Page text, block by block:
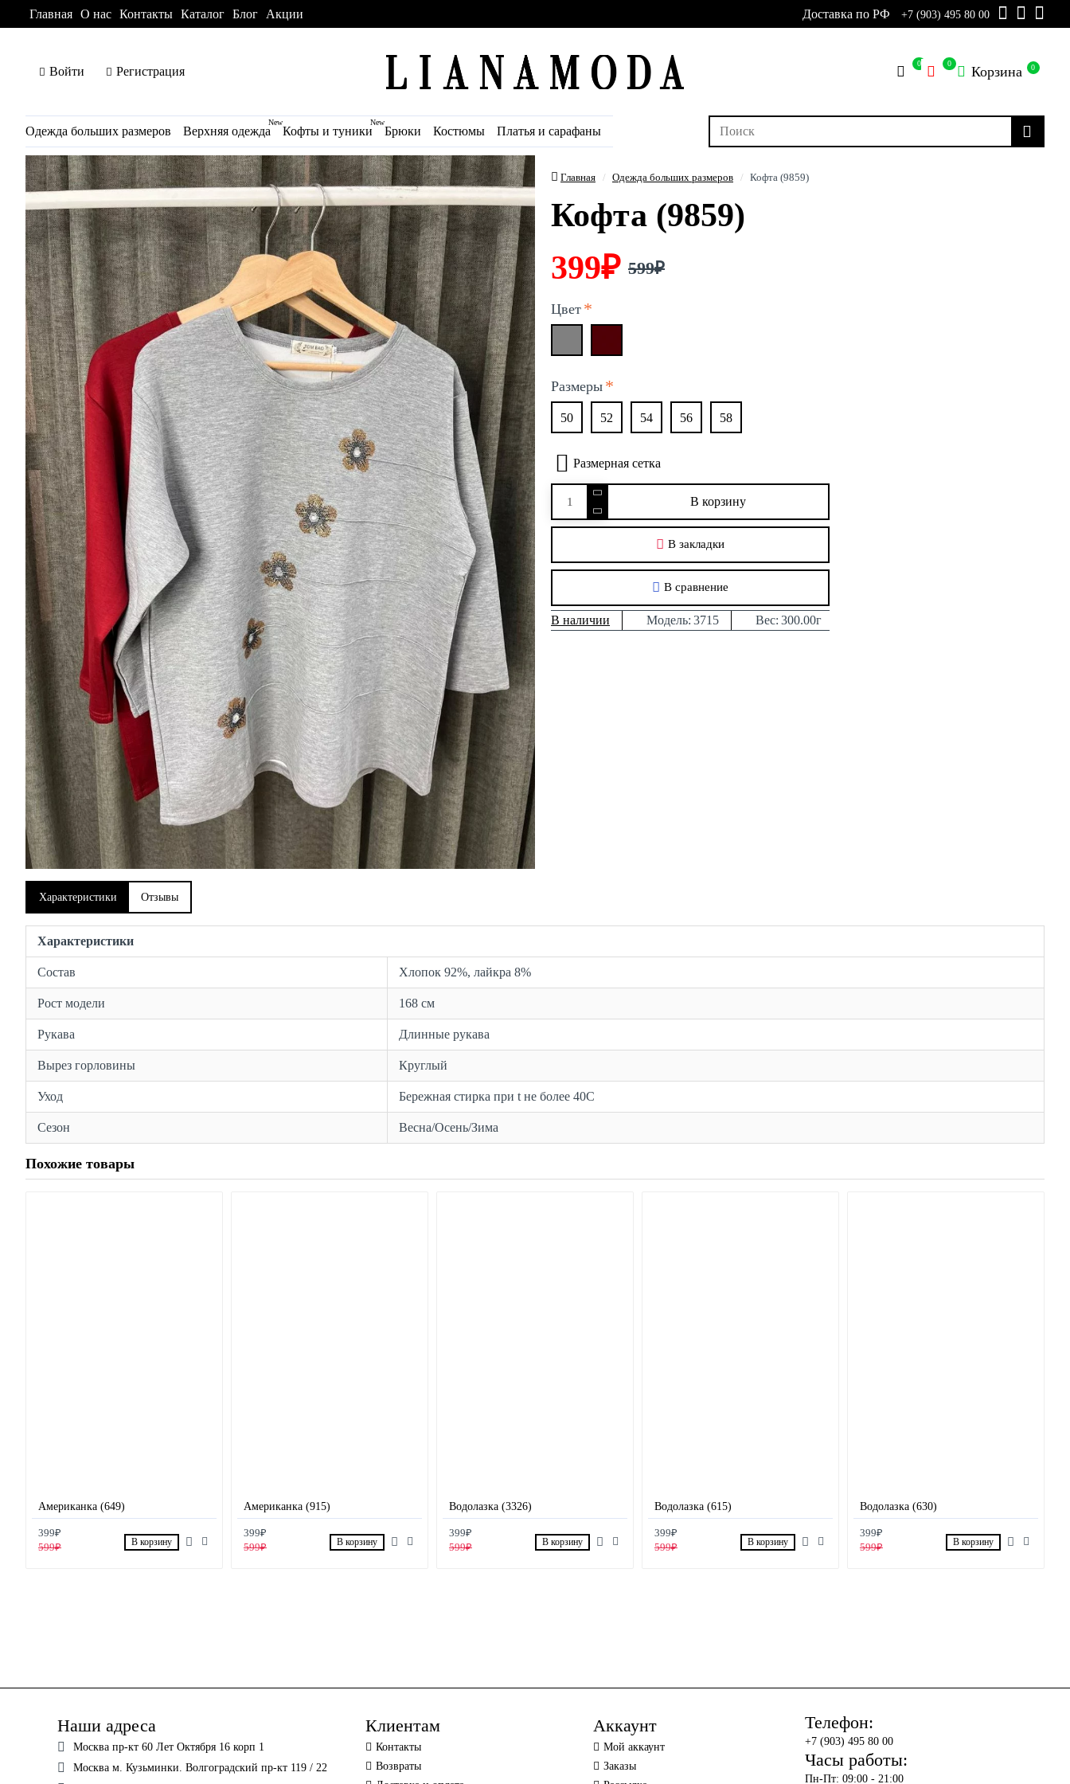
Главная О нас Контакты Каталог Блог Акции Доставка по РФ +7 (903) 495 80 00
Войти Регистрация
0 0 Корзина 0
Одежда больших размеров Верхняя одежда
New
Кофты и туники
New
Брюки Костюмы Платья и сарафаны
Главная Одежда больших размеров Кофта (9859)
Кофта (9859)
В наличии Модель: 3715 Вес: 300.00г
399₽ 599₽
Цвет
Размеры
50 52 54 56 58
В корзину
В закладки
В сравнение
Размерная сетка
Характеристики Отзывы
Характеристики
Состав Хлопок 92%, лайкра 8%
Рост модели 168 см
Рукава Длинные рукава
Вырез горловины Круглый
Уход Бережная стирка при t не более 40С
Сезон Весна/Осень/Зима
Похожие товары
Американка (649)
399₽
599₽
В корзину
Американка (915)
399₽
599₽
В корзину
Водолазка (3326)
399₽
599₽
В корзину
Водолазка (615)
399₽
599₽
В корзину
Водолазка (630)
399₽
599₽
В корзину
Наши адреса
Москва пр-кт 60 Лет Октября 16 корп 1
Москва м. Кузьминки. Волгоградский пр-кт 119 / 22
Клиентам
Контакты
Возвраты
Аккаунт
Мой аккаунт
Заказы
Телефон:
+7 (903) 495 80 00
Часы работы:
Пн-Пт: 09:00 - 21:00